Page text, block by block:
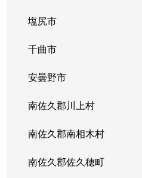
塩尻市
千曲市
安曇野市
南佐久郡川上村
南佐久郡南相木村
南佐久郡佐久穂町